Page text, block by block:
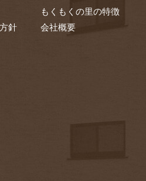
針
もくもくの里の特徴
会社概要